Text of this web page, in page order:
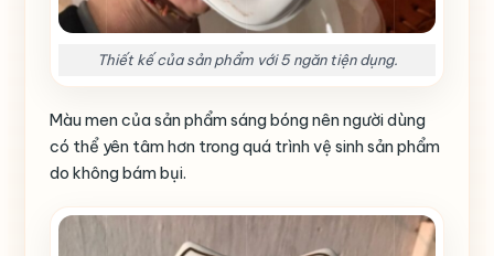
Thiết kế của sản phẩm với 5 ngăn tiện dụng.
Màu men của sản phẩm sáng bóng nên người dùng
có thể yên tâm hơn trong quá trình vệ sinh sản phẩm
do không bám bụi.